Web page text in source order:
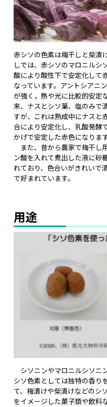
赤シソの色素は梅干しと柴漬
しでは、赤シソのマロニルシ
酸により酸性下で安定化して
なっています。アントシアニ
が強く，熱や光に比較的安定
来、ナスとシソ葉、塩のみで
すが、これは熟成中にナスと
合により安定化し、乳酸発酵
かげで安定した赤色になります
また、昔から農家で梅干し
ン酸を入れて煮出した液に砂
れており、色合いがきれいで
で好まれています。
用途
シソニンやマロニルシソニ
シソ色素としては独特の香り
て、梅漬けや柴漬けなどのシ
をイメージした菓子類や飲料